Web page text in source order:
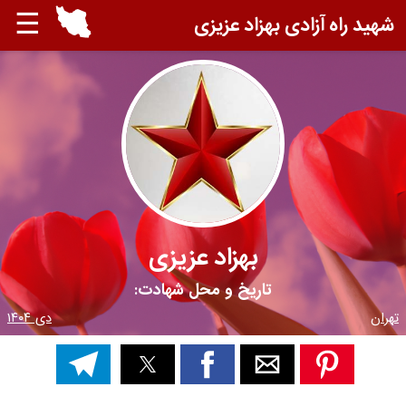
☰ شهید راه آزادی بهزاد عزیزی
بهزاد عزیزی
تاریخ و محل شهادت:
تهران دی ۱۴۰۴